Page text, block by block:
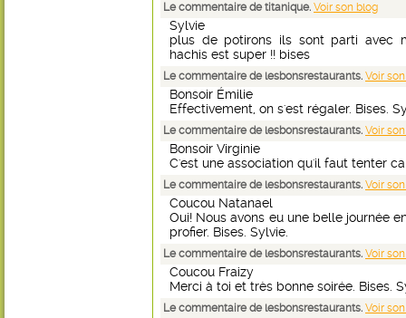
Le commentaire de titanique. Voir son blog
Sylvie
plus de potirons ils sont parti avec
hachis est super !! bises
Le commentaire de lesbonsrestaurants. Voir
Bonsoir Émilie
Effectivement, on s'est régaler. Bises.
Le commentaire de lesbonsrestaurants. Voir
Bonsoir Virginie
C'est une association qu'il faut tenter
Le commentaire de lesbonsrestaurants. Voir
Coucou Natanael
Oui! Nous avons eu une belle journée
profier. Bises. Sylvie.
Le commentaire de lesbonsrestaurants. Voir
Coucou Fraizy
Merci à toi et très bonne soirée. Bises.
Le commentaire de lesbonsrestaurants. Voir